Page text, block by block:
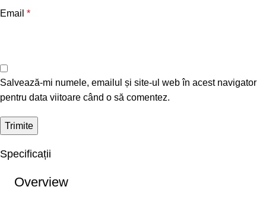
Email *
Salvează-mi numele, emailul și site-ul web în acest navigator
pentru data viitoare când o să comentez.
Specificații
Overview